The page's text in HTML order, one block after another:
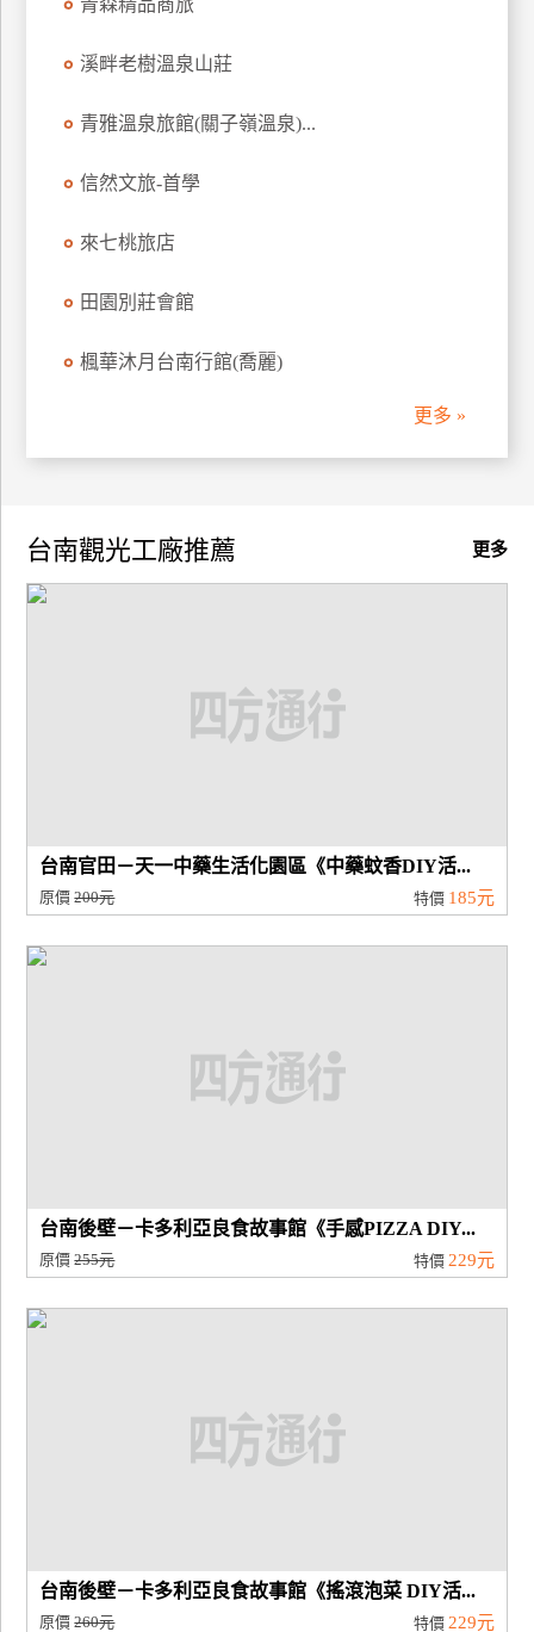
青森精品商旅
溪畔老樹溫泉山莊
青雅溫泉旅館(關子嶺溫泉)...
信然文旅-首學
來七桃旅店
田園別莊會館
楓華沐月台南行館(喬麗)
更多 »
更多
台南觀光工廠推薦
台南官田－天一中藥生活化園區《中藥蚊香DIY活...
原價200元 特價 185元
台南後壁－卡多利亞良食故事館《手感PIZZA DIY...
原價255元 特價 229元
台南後壁－卡多利亞良食故事館《搖滾泡菜 DIY活...
原價260元 特價 229元